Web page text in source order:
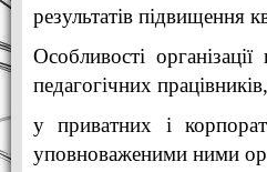
результатів підвищення
Особливості
педагогічних
у приватних і
уповноваженими ними